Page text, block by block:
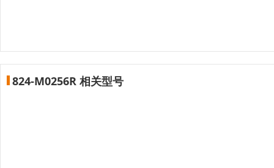
824-M0256R 相关型号